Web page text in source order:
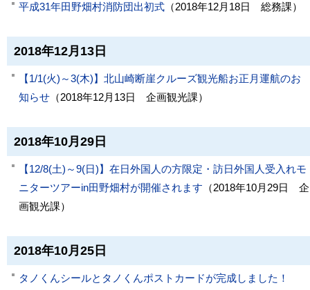
平成31年田野畑村消防団出初式 （2018年12月18日 総務課）
2018年12月13日
【1/1(火)～3(木)】北山崎断崖クルーズ観光船お正月運航のお
知らせ （2018年12月13日 企画観光課）
2018年10月29日
【12/8(土)～9(日)】在日外国人の方限定・訪日外国人受入れモ
ニターツアーin田野畑村が開催されます （2018年10月29日
企
画観光課）
2018年10月25日
タノくんシールとタノくんポストカードが完成しました！